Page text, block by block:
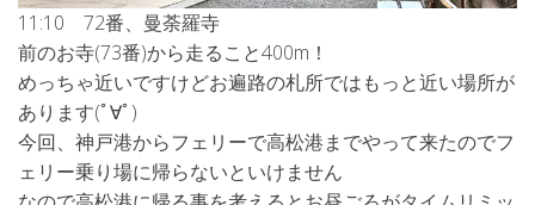
11:10 72番、曼荼羅寺
前のお寺(73番)から走ること400m！
めっちゃ近いですけどお遍路の札所ではもっと近い場所が
あります(ﾟ∀ﾟ)
今回、神戸港からフェリーで高松港までやって来たのでフ
ェリー乗り場に帰らないといけません